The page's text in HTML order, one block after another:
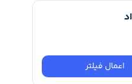
اعمال فیلتر